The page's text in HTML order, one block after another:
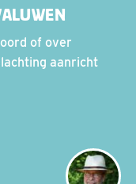
of over
aanricht